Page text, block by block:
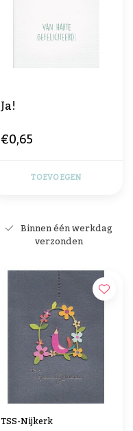
Ja!
€0,65
TOEVOEGEN
Binnen één werkdag
verzonden
TSS-Nijkerk